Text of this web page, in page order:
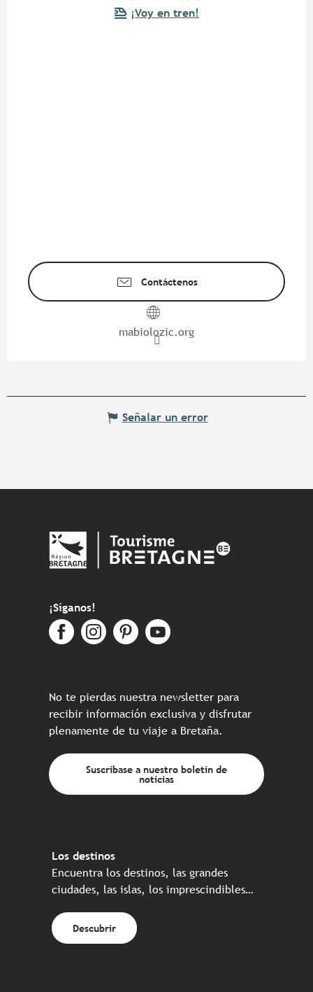
¡Voy en tren!
Contáctenos
mabiolozic.org
Señalar un error
¡Síganos!
No te pierdas nuestra newsletter para
recibir información exclusiva y disfrutar
plenamente de tu viaje a Bretaña.
Suscríbase a nuestro boletín de
noticias
Los destinos
Encuentra los destinos, las grandes
ciudades, las islas, los imprescindibles…
Descubrir